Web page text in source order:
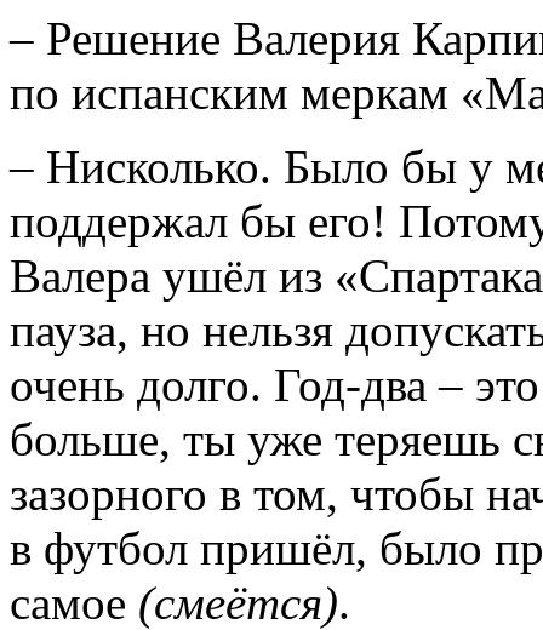
– Решение Валерия
по испанским меркам
– Нисколько. Было бы у
поддержал бы его!
Валера ушёл из
пауза, но нельзя
очень долго. Год-два –
больше, ты уже теряешь
зазорного в том, чтобы
в футбол пришёл, было
самое (смеётся).